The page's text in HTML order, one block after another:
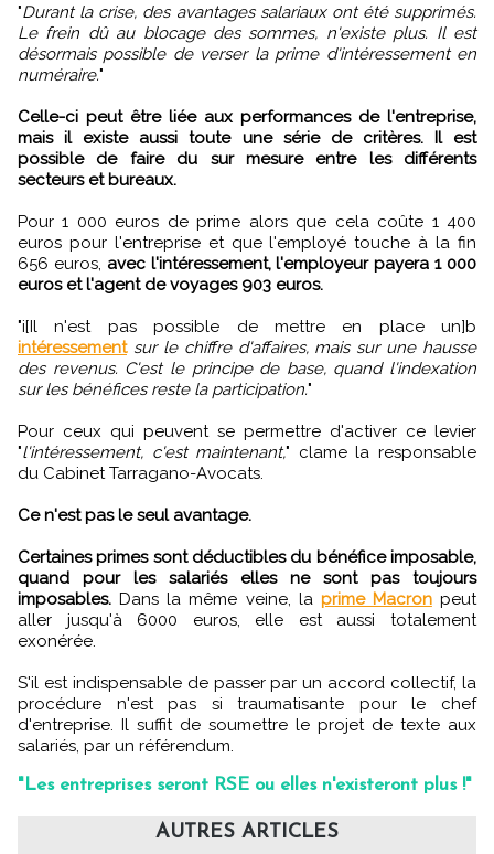
"Durant la crise, des avantages salariaux ont été supprimés.
Le frein dû au blocage des sommes, n'existe plus. Il est
désormais possible de verser la prime d'intéressement en
numéraire."
Celle-ci peut être liée aux performances de l'entreprise,
mais il existe aussi toute une série de critères. Il est
possible de faire du sur mesure entre les différents
secteurs et bureaux.
Pour 1 000 euros de prime alors que cela coûte 1 400
euros pour l'entreprise et que l'employé touche à la fin
656 euros, avec l'intéressement, l'employeur payera 1 000
euros et l'agent de voyages 903 euros.
"i[Il n'est pas possible de mettre en place un]b
intéressement sur le chiffre d'affaires, mais sur une hausse
des revenus. C'est le principe de base, quand l'indexation
sur les bénéfices reste la participation."
Pour ceux qui peuvent se permettre d'activer ce levier
"l'intéressement, c'est maintenant," clame la responsable
du Cabinet Tarragano-Avocats.
Ce n'est pas le seul avantage.
Certaines primes sont déductibles du bénéfice imposable,
quand pour les salariés elles ne sont pas toujours
imposables. Dans la même veine, la prime Macronpeut
aller jusqu'à 6000 euros, elle est aussi totalement
exonérée.
S'il est indispensable de passer par un accord collectif, la
procédure n'est pas si traumatisante pour le chef
d'entreprise. Il suffit de soumettre le projet de texte aux
salariés, par un référendum.
"Les entreprises seront RSE ou elles n'existeront plus !"
AUTRES ARTICLES